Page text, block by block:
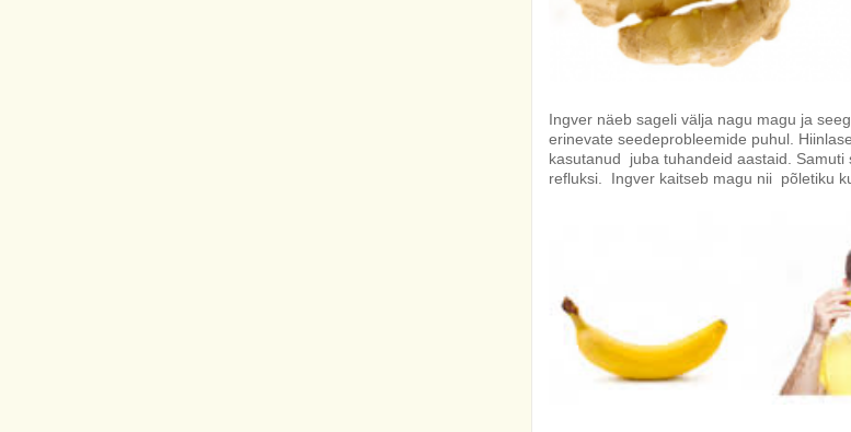
Ingver näeb sageli välja nagu magu ja
erinevate seedeprobleemide puhul.
kasutanud juba tuhandeid aastaid.
refluksi. Ingver kaitseb magu nii põletiku